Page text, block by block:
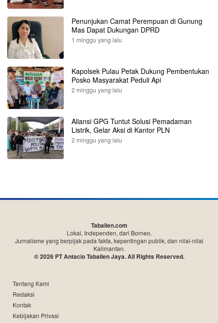
Penunjukan Camat Perempuan di Gunung
Mas Dapat Dukungan DPRD
1 minggu yang lalu
Kapolsek Pulau Petak Dukung Pembentukan
Posko Masyarakat Peduli Api
2 minggu yang lalu
Aliansi GPG Tuntut Solusi Pemadaman
Listrik, Gelar Aksi di Kantor PLN
2 minggu yang lalu
Tabalien.com
Lokal, Independen, dari Borneo.
Jurnalisme yang berpijak pada fakta, kepentingan publik, dan nilai-nilai
Kalimantan.
© 2026 PT Antacio Tabalien Jaya. All Rights Reserved.
Tentang Kami
Redaksi
Kontak
Kebijakan Privasi